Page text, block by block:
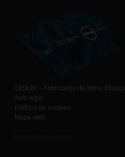
CEQUIP - Fabricants de Béns d'Equip
Avís legal
Política de cookies
Mapa web